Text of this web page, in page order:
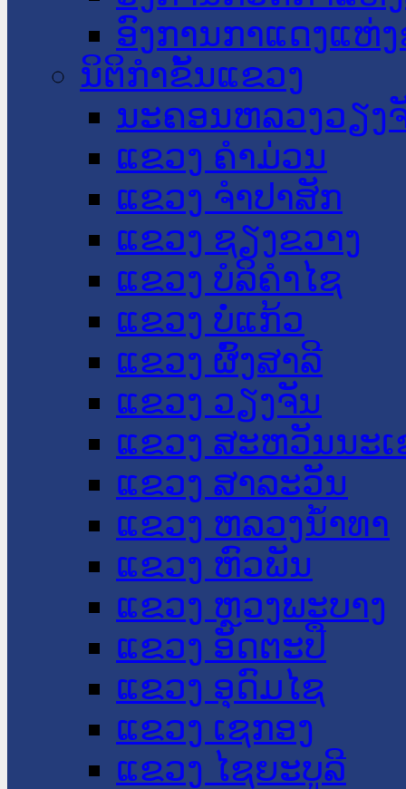
ອົງການກາແດງແຫ່
ນິຕິກໍາຂັ້ນແຂວງ
ນະ​ຄອນ​ຫລວງວຽງ
ແຂວງ ຄໍາມ່ວນ
ແຂວງ ຈໍາປາສັກ
ແຂວງ ຊຽງຂວາງ
ແຂວງ ບໍລິຄໍາໄຊ
ແຂວງ ບໍ່ແກ້ວ
ແຂວງ ຜົ້ງສາລີ
ແຂວງ ວຽງຈັນ
ແຂວງ ສະຫວັນນະ
ແຂວງ ສາລະວັນ
ແຂວງ ຫລວງນໍ້າທາ
ແຂວງ ຫົວພັນ
ແຂວງ ຫຼວງພະບາງ
ແຂວງ ອັດຕະປື
ແຂວງ ອຸດົມໄຊ
ແຂວງ ເຊກອງ
ແຂວງ ໄຊຍະບູລີ